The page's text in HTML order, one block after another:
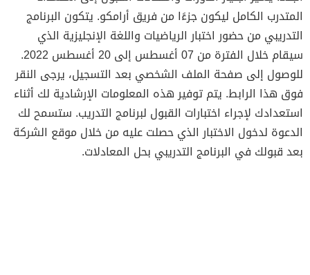
المتدرب الكامل ليكون جزءًا من فريق أرامكو. يتكون البرنامج
التدريبي من حضور اختبار الرياضيات واللغة الإنجليزية الذي
سيقام خلال الفترة من 07 أغسطس إلى 20 أغسطس 2022.
للوصول إلى صفحة الملف الشخصي بعد التسجيل، يرجى النقر
فوق هذا الرابط. يتم توفير هذه المعلومات الإرشادية لك أثناء
استعدادك لإجراء اختبارات القبول لبرنامج التدريب. ستسمح لك
الدعوة لدخول الاختبار الذي حصلت عليه من خلال موقع الشركة
بعد قبولك في البرنامج التدريبي بحل المعادلات.